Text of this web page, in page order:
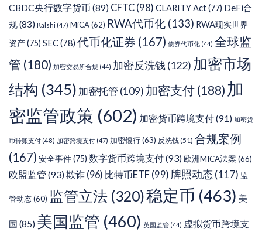
CBDC央行数字货币 (89) CFTC (98) CLARITY Act(77) DeFi合
规(83) Kalshi (47) MiCA(62) RWA代币化 (133) RWA现实世界
资产(75) SEC(78) 代币化证券 (167) 债券代币化 (44) 全球监
管 (180) 加密交易所合规 (44) 加密反洗钱 (122) 加密市场
结构 (345) 加密托管 (109) 加密支付 (188) 加
密监管政策 (602) 加密货币跨境支付(91) 加密货
币转账支付 (48) 加密跨境支付 (47) 加密银行(63) 反洗钱(51) 合规案例
(167) 安全事件(75) 数字货币跨境支付(93)欧洲MICA法案 (66)
欧盟监管 (93)欺诈 (96) 比特币ETF (99) 牌照动态 (117) 监
管动态(60) 监管立法 (320)稳定币 (463) 美
国 (85) 美国监管 (460) 英国监管 (44) 虚拟货币跨境支